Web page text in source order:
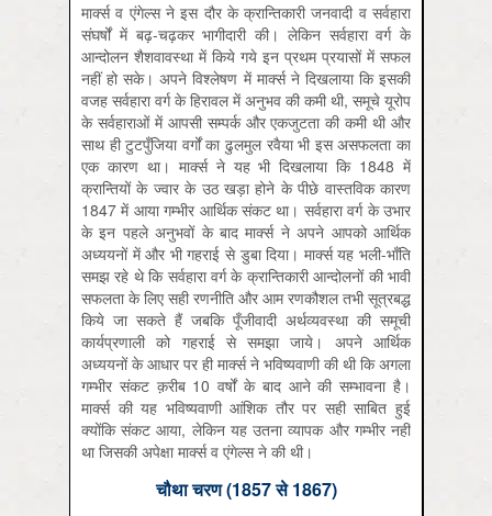
मार्क्स व एंगेल्स ने इस दौर के क्रान्तिकारी जनवादी व सर्वहारा
संघर्षों में बढ़-चढ़कर भागीदारी की। लेकिन सर्वहारा वर्ग के
आन्दोलन शैशवावस्था में किये गये इन प्रथम प्रयासों में सफल
नहीं हो सके। अपने विश्लेषण में मार्क्स ने दिखलाया कि इसकी
वजह सर्वहारा वर्ग के हिरावल में अनुभव की कमी थी, समूचे यूरोप
के सर्वहाराओं में आपसी सम्पर्क और एकजुटता की कमी थी और
साथ ही टुटपुँजिया वर्गों का ढुलमुल रवैया भी इस असफलता का
एक कारण था। मार्क्स ने यह भी दिखलाया कि 1848 में
क्रान्तियों के ज्वार के उठ खड़ा होने के पीछे वास्तविक कारण
1847 में आया गम्भीर आर्थिक संकट था। सर्वहारा वर्ग के उभार
के इन पहले अनुभवों के बाद मार्क्स ने अपने आपको आर्थिक
अध्ययनों में और भी गहराई से डुबा दिया। मार्क्स यह भली-भाँति
समझ रहे थे कि सर्वहारा वर्ग के क्रान्तिकारी आन्दोलनों की भावी
सफलता के लिए सही रणनीति और आम रणकौशल तभी सूत्रबद्ध
किये जा सकते हैं जबकि पूँजीवादी अर्थव्यवस्था की समूची
कार्यप्रणाली को गहराई से समझा जाये। अपने आर्थिक
अध्ययनों के आधार पर ही मार्क्स ने भविष्यवाणी की थी कि अगला
गम्भीर संकट क़रीब 10 वर्षों के बाद आने की सम्भावना है।
मार्क्स की यह भविष्यवाणी आंशिक तौर पर सही साबित हुई
क्योंकि संकट आया, लेकिन यह उतना व्यापक और गम्भीर नहीं
था जिसकी अपेक्षा मार्क्स व एंगेल्स ने की थी।
चौथा चरण (1857 से 1867)